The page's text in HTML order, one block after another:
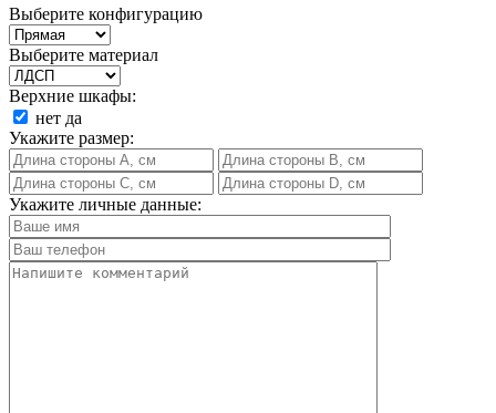
Выберите конфигурацию
Выберите материал
Верхние шкафы:
нет да
Укажите размер:
Укажите личные данные: